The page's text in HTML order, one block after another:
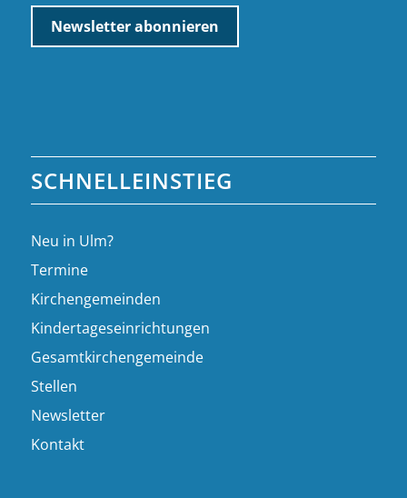
SCHNELLEINSTIEG
Neu in Ulm?
Termine
Kirchengemeinden
Kindertageseinrichtungen
Gesamtkirchengemeinde
Stellen
Newsletter
Kontakt